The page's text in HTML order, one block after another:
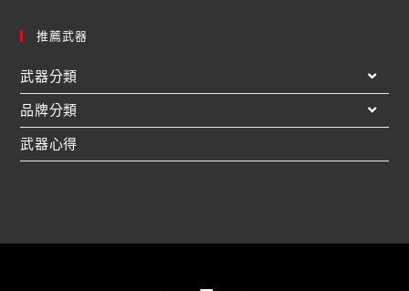
推薦武器
武器分類
品牌分類
武器心得